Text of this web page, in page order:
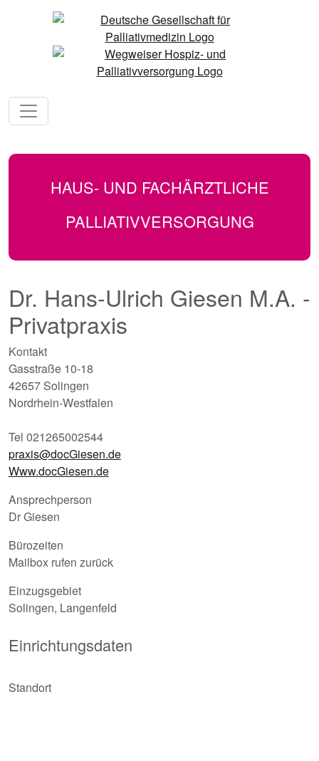
HAUS- UND FACHÄRZTLICHE
PALLIATIVVERSORGUNG
Dr. Hans-Ulrich Giesen M.A. -
Privatpraxis
Kontakt
Gasstraße 10-18
42657 Solingen
Nordrhein-Westfalen
Tel 021265002544
praxis@docGiesen.de
Www.docGiesen.de
Ansprechperson
Dr Giesen
Bürozeiten
Mailbox rufen zurück
Einzugsgebiet
Solingen, Langenfeld
Einrichtungsdaten
Standort